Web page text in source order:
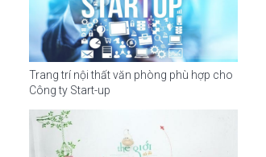
Trang trí nội thất văn phòng phù hợp cho
Công ty Start-up